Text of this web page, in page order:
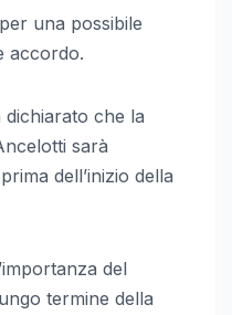
una possibile
accordo.
dichiarato che la
sarà
dell’inizio della
del
termine della